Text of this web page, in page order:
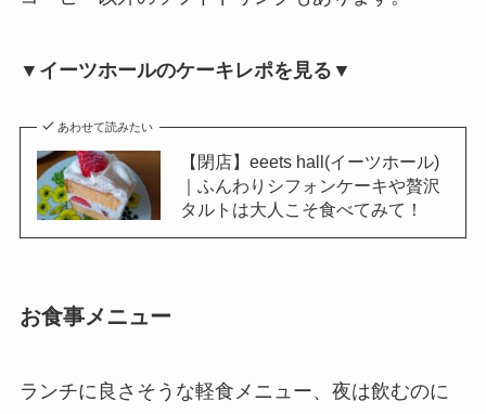
▼イーツホールのケーキレポを見る▼
あわせて読みたい
【閉店】eeets hall(イーツホール)
｜ふんわりシフォンケーキや贅沢
タルトは大人こそ食べてみて！
お食事メニュー
ランチに良さそうな軽食メニュー、夜は飲むのに